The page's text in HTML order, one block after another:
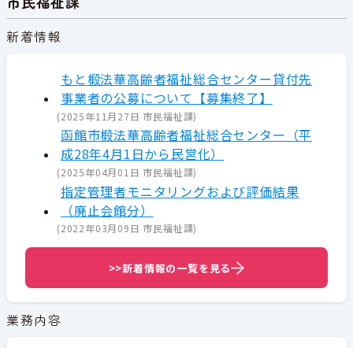
新着情報
もと椴法華高齢者福祉総合センター貸付先
事業者の公募について【募集終了】
(2025年11月27日 市民福祉課)
函館市椴法華高齢者福祉総合センター（平
成28年4月1日から民営化）
(2025年04月01日 市民福祉課)
指定管理者モニタリングおよび評価結果
（廃止会館分）
(2022年03月09日 市民福祉課)
>>新着情報の一覧を見る
業務内容